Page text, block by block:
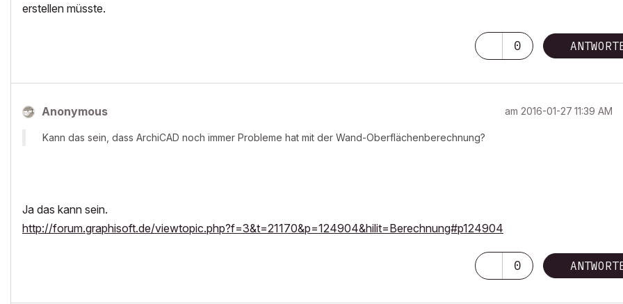
erstellen müsste.
0
Anonymous am ‎2016-01-27 11:39 AM
Kann das sein, dass ArchiCAD noch immer Probleme hat mit der Wand-Oberflächenberechnung?
Ja das kann sein.
http://forum.graphisoft.de/viewtopic.php?f=3&t=21170&p=124904&hilit=Berechnung#p124904
0